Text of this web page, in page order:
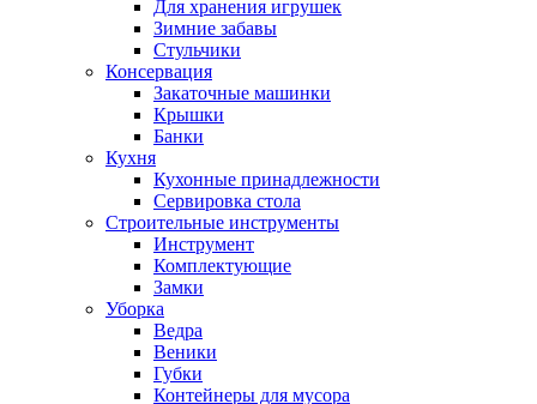
Для хранения игрушек
Зимние забавы
Стульчики
Консервация
Закаточные машинки
Крышки
Банки
Кухня
Кухонные принадлежности
Сервировка стола
Строительные инструменты
Инструмент
Комплектующие
Замки
Уборка
Ведра
Веники
Губки
Контейнеры для мусора